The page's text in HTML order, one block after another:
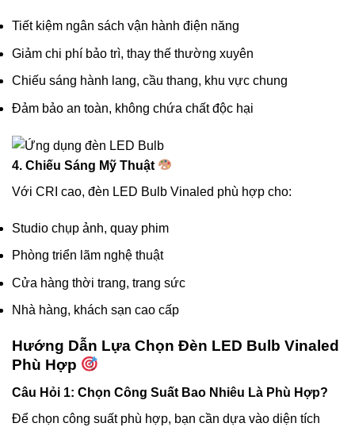
Tiết kiệm ngân sách vận hành điện năng
Giảm chi phí bảo trì, thay thế thường xuyên
Chiếu sáng hành lang, cầu thang, khu vực chung
Đảm bảo an toàn, không chứa chất độc hại
4. Chiếu Sáng Mỹ Thuật
Với CRI cao, đèn LED Bulb Vinaled phù hợp cho:
Studio chụp ảnh, quay phim
Phòng triển lãm nghệ thuật
Cửa hàng thời trang, trang sức
Nhà hàng, khách sạn cao cấp
Hướng Dẫn Lựa Chọn Đèn LED Bulb Vinaled
Phù Hợp
Câu Hỏi 1: Chọn Công Suất Bao Nhiêu Là Phù Hợp?
Để chọn công suất phù hợp, bạn cần dựa vào diện tích